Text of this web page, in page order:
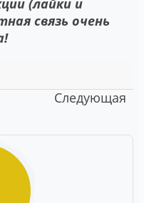
(лайки и
связь очень
Следующая